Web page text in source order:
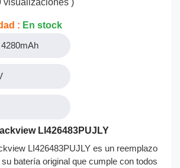
: En stock
LI426483PUJLY
LI426483PUJLY es un reemplazo
batería original que cumple con todos